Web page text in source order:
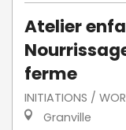
Atelier
ferme
INITIATIONS /
Granville